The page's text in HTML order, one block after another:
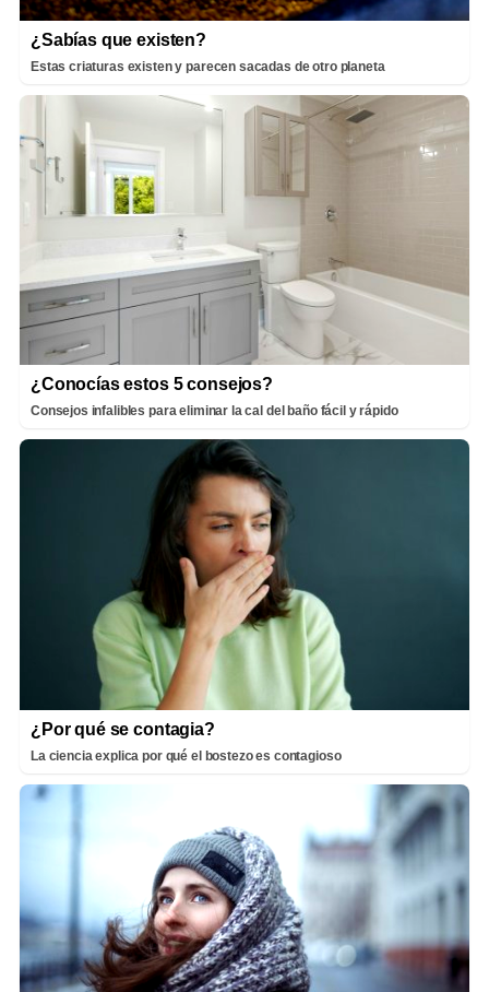
¿Sabías que existen?
Estas criaturas existen y parecen sacadas de otro planeta
¿Conocías estos 5 consejos?
Consejos infalibles para eliminar la cal del baño fácil y rápido
¿Por qué se contagia?
La ciencia explica por qué el bostezo es contagioso